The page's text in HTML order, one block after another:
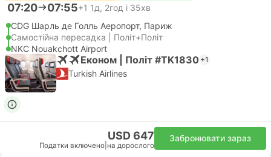
07:20 07:55+1 1д, 2год і 35хв
CDG Шарль де Голль Аеропорт, Париж
Самостійна пересадка | Політ+Політ
NKC Nouakchott Airport
Економ | Політ #TK1830 +1
Turkish Airlines
USD 647
Податки включено на дорослого
Забронювати зараз